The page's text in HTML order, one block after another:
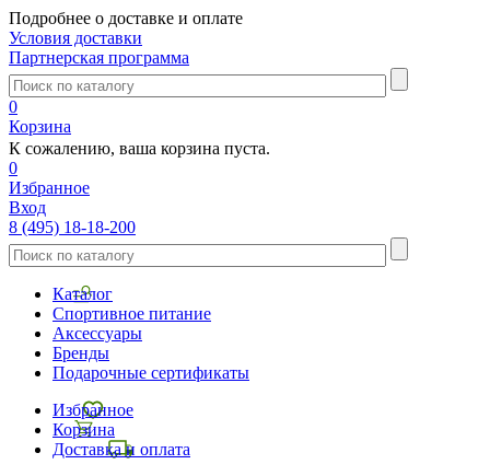
Подробнее о доставке и оплате
Условия доставки
Партнерская программа
0
Корзина
К сожалению, ваша корзина пуста.
0
Избранное
Вход
8 (495) 18-18-200
Каталог
Спортивное питание
Аксессуары
Бренды
Подарочные сертификаты
Избранное
Корзина
Доставка и оплата